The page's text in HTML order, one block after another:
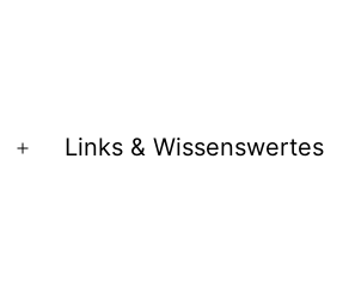
Menü
Links & Wissenswertes